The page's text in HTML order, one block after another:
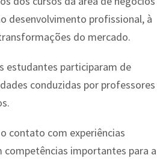
desenvolvimento profissional, à
do mercado.
estudantes participaram de
conduzidas por professores
contato com experiências
competências importantes para a